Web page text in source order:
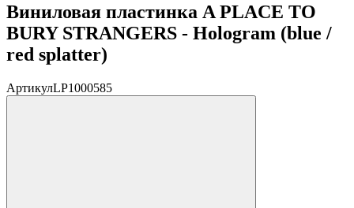
Виниловая пластинка A PLACE TO
BURY STRANGERS - Hologram (blue /
red splatter)
АртикулLP1000585